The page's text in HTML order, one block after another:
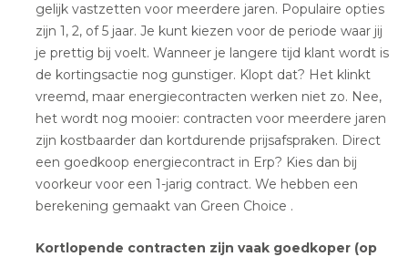
gelijk vastzetten voor meerdere jaren. Populaire opties
zijn 1, 2, of 5 jaar. Je kunt kiezen voor de periode waar jij
je prettig bij voelt. Wanneer je langere tijd klant wordt is
de kortingsactie nog gunstiger. Klopt dat? Het klinkt
vreemd, maar energiecontracten werken niet zo. Nee,
het wordt nog mooier: contracten voor meerdere jaren
zijn kostbaarder dan kortdurende prijsafspraken. Direct
een goedkoop energiecontract in Erp? Kies dan bij
voorkeur voor een 1-jarig contract. We hebben een
berekening gemaakt van Green Choice .
Kortlopende contracten zijn vaak goedkoper (op